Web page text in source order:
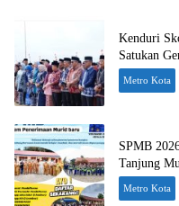
Kenduri
Satukan
Metro Kota
SPMB
Tanjung
Metro Kota